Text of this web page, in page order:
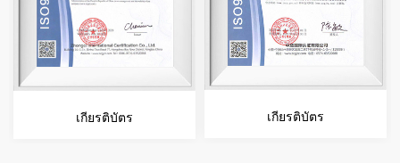
เกียรติบัตร เกียรติบัตร